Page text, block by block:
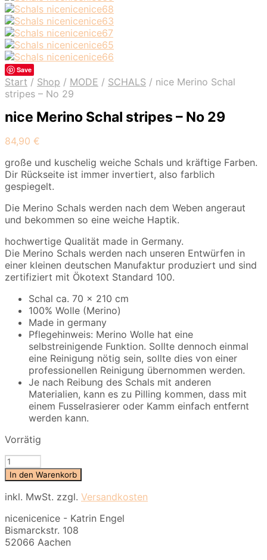
Save
Start / Shop / MODE / SCHALS / nice Merino Schal
stripes – No 29
nice Merino Schal stripes – No 29
84,90 €
große und kuschelig weiche Schals und kräftige Farben.
Dir Rückseite ist immer invertiert, also farblich
gespiegelt.
Die Merino Schals werden nach dem Weben angeraut
und bekommen so eine weiche Haptik.
hochwertige Qualität made in Germany.
Die Merino Schals werden nach unseren Entwürfen in
einer kleinen deutschen Manufaktur produziert und sind
zertifiziert mit Ökotext Standard 100.
Schal ca. 70 x 210 cm
100% Wolle (Merino)
Made in germany
Pflegehinweis: Merino Wolle hat eine
selbstreinigende Funktion. Sollte dennoch einmal
eine Reinigung nötig sein, sollte dies von einer
professionellen Reinigung übernommen werden.
Je nach Reibung des Schals mit anderen
Materialien, kann es zu Pilling kommen, dass mit
einem Fusselrasierer oder Kamm einfach entfernt
werden kann.
Vorrätig
nice
Merino
Schal
stripes
No
29
Menge
In den Warenkorb
inkl. MwSt. zzgl. Versandkosten
nicenicenice - Katrin Engel
Bismarckstr. 108
52066 Aachen